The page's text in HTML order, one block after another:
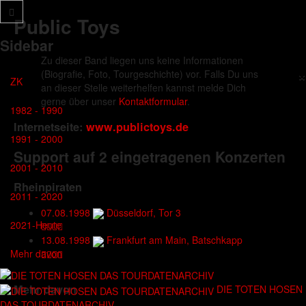
Sidebar
×
ZK
1982 - 1990
1991 - 2000
2001 - 2010
2011 - 2020
2021-Heute
Mehr davon
DIE TOTEN HOSEN
Public Toys
Zu dieser Band liegen uns keine Informationen
(Biografie, Foto, Tourgeschichte) vor. Falls Du uns
an dieser Stelle weiterhelfen kannst melde Dich
gerne über unser Kontaktformular.
Internetseite: www.publictoys.de
Support auf 2 eingetragenen Konzerten
Rheinpiraten
07.08.1998 Düsseldorf, Tor 3
13.08.1998 Frankfurt am Main, Batschkapp
Mehr davon